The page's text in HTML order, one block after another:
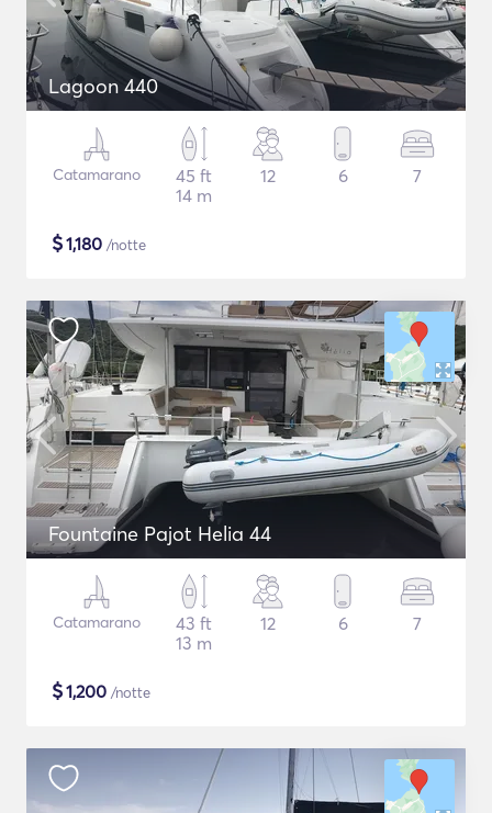
Lagoon 440
Catamarano
45 ft
14 m
12 6 7
$1,180 /notte
Fountaine Pajot Helia 44
Catamarano
43 ft
13 m
12 6 7
$1,200 /notte